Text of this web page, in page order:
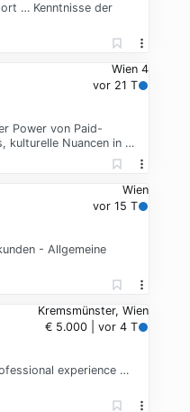
… Kenntnisse der
Wien 4
vor 21 T
Power von Paid-
kulturelle Nuancen in …
Wien
vor 15 T
- Allgemeine
Kremsmünster, Wien
€ 5.000 | vor 4 T
experience …